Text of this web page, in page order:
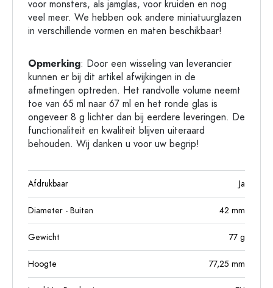
voor monsters, als jamglas, voor kruiden en nog
veel meer. We hebben ook andere miniatuurglazen
in verschillende vormen en maten beschikbaar!
Opmerking: Door een wisseling van leverancier
kunnen er bij dit artikel afwijkingen in de
afmetingen optreden. Het randvolle volume neemt
toe van 65 ml naar 67 ml en het ronde glas is
ongeveer 8 g lichter dan bij eerdere leveringen. De
functionaliteit en kwaliteit blijven uiteraard
behouden. Wij danken u voor uw begrip!
Afdrukbaar Ja
Diameter - Buiten 42 mm
Gewicht 77 g
Hoogte 77,25 mm